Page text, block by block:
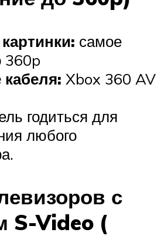
самое
360p
Xbox 360 AV
годиться для
любого
с
S-Video (